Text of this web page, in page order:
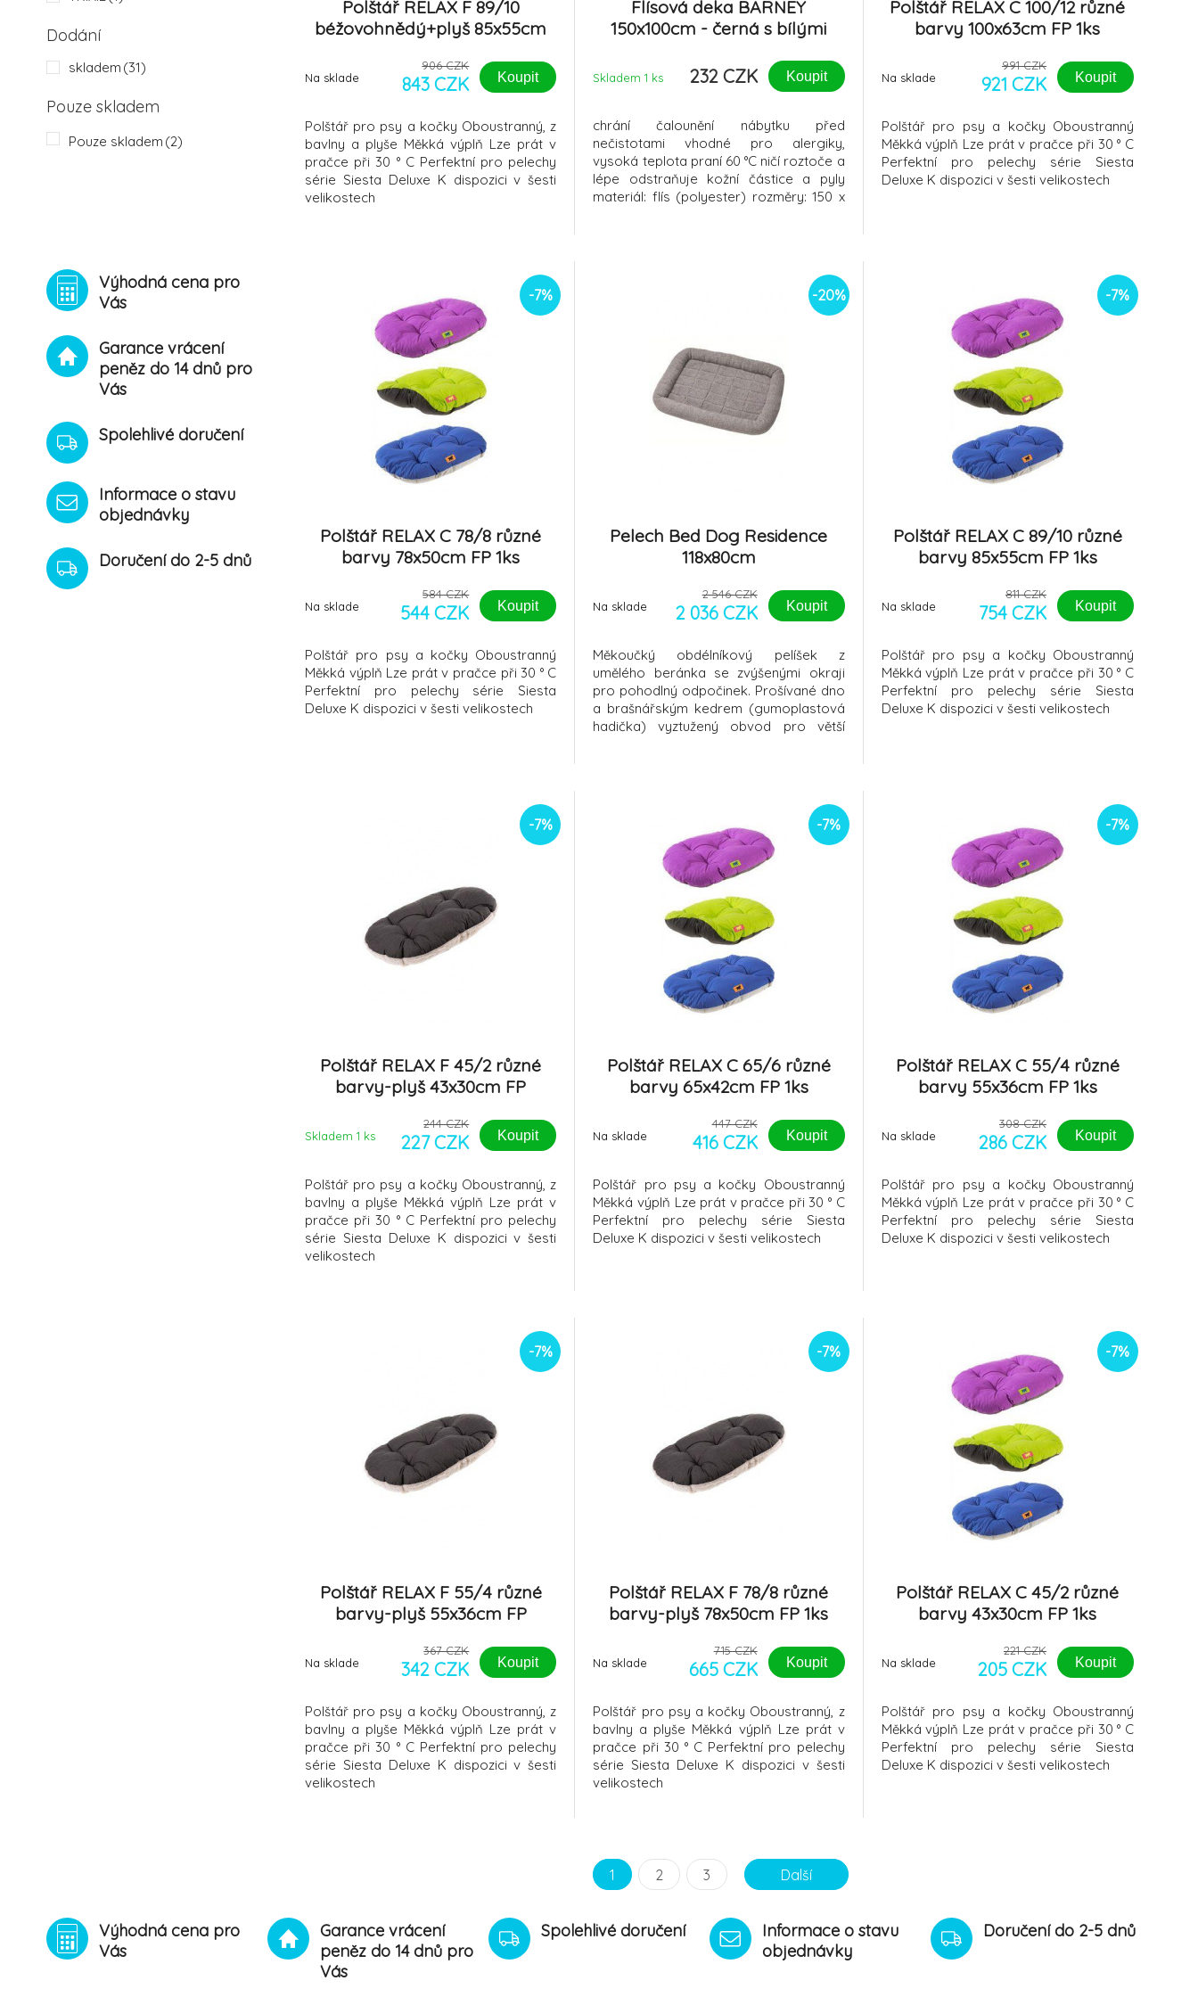
Dodání
skladem (31)
Pouze skladem
Pouze skladem (2)
Výhodná cena pro
Vás
Garance vrácení
peněz do 14 dnů pro
Vás
Spolehlivé doručení
Informace o stavu
objednávky
Doručení do 2-5 dnů
Polštář RELAX F 89/10
béžovohnědý+plyš 85x55cm
Na sklade
906 CZK
843 CZK Koupit
Polštář pro psy a kočky Oboustranný, z
bavlny a plyše Měkká výplň Lze prát v
pračce při 30 ° C Perfektní pro pelechy
série Siesta Deluxe K dispozici v šesti
velikostech
Flísová deka BARNEY
150x100cm - černá s bílými
Skladem 1 ks 232 CZK Koupit
chrání čalounění nábytku před
nečistotami vhodné pro alergiky,
vysoká teplota praní 60 °C ničí roztoče a
lépe odstraňuje kožní částice a pyly
materiál: flís (polyester) rozměry: 150 x
Polštář RELAX C 100/12 různé
barvy 100x63cm FP 1ks
Na sklade
991 CZK
921 CZK Koupit
Polštář pro psy a kočky Oboustranný
Měkká výplň Lze prát v pračce při 30 ° C
Perfektní pro pelechy série Siesta
Deluxe K dispozici v šesti velikostech
-7%
Polštář RELAX C 78/8 různé
barvy 78x50cm FP 1ks
Na sklade
584 CZK
544 CZK Koupit
Polštář pro psy a kočky Oboustranný
Měkká výplň Lze prát v pračce při 30 ° C
Perfektní pro pelechy série Siesta
Deluxe K dispozici v šesti velikostech
-20%
Pelech Bed Dog Residence
118x80cm
Na sklade
2 546 CZK
2 036 CZK Koupit
Měkoučký obdélníkový pelíšek z
umělého beránka se zvýšenými okraji
pro pohodlný odpočinek. Prošívané dno
a brašnářským kedrem (gumoplastová
hadička) vyztužený obvod pro větší
-7%
Polštář RELAX C 89/10 různé
barvy 85x55cm FP 1ks
Na sklade
811 CZK
754 CZK Koupit
Polštář pro psy a kočky Oboustranný
Měkká výplň Lze prát v pračce při 30 ° C
Perfektní pro pelechy série Siesta
Deluxe K dispozici v šesti velikostech
-7%
Polštář RELAX F 45/2 různé
barvy-plyš 43x30cm FP
Skladem 1 ks
244 CZK
227 CZK Koupit
Polštář pro psy a kočky Oboustranný, z
bavlny a plyše Měkká výplň Lze prát v
pračce při 30 ° C Perfektní pro pelechy
série Siesta Deluxe K dispozici v šesti
velikostech
-7%
Polštář RELAX C 65/6 různé
barvy 65x42cm FP 1ks
Na sklade
447 CZK
416 CZK Koupit
Polštář pro psy a kočky Oboustranný
Měkká výplň Lze prát v pračce při 30 ° C
Perfektní pro pelechy série Siesta
Deluxe K dispozici v šesti velikostech
-7%
Polštář RELAX C 55/4 různé
barvy 55x36cm FP 1ks
Na sklade
308 CZK
286 CZK Koupit
Polštář pro psy a kočky Oboustranný
Měkká výplň Lze prát v pračce při 30 ° C
Perfektní pro pelechy série Siesta
Deluxe K dispozici v šesti velikostech
-7%
Polštář RELAX F 55/4 různé
barvy-plyš 55x36cm FP
Na sklade
367 CZK
342 CZK Koupit
Polštář pro psy a kočky Oboustranný, z
bavlny a plyše Měkká výplň Lze prát v
pračce při 30 ° C Perfektní pro pelechy
série Siesta Deluxe K dispozici v šesti
velikostech
-7%
Polštář RELAX F 78/8 různé
barvy-plyš 78x50cm FP 1ks
Na sklade
715 CZK
665 CZK Koupit
Polštář pro psy a kočky Oboustranný, z
bavlny a plyše Měkká výplň Lze prát v
pračce při 30 ° C Perfektní pro pelechy
série Siesta Deluxe K dispozici v šesti
velikostech
-7%
Polštář RELAX C 45/2 různé
barvy 43x30cm FP 1ks
Na sklade
221 CZK
205 CZK Koupit
Polštář pro psy a kočky Oboustranný
Měkká výplň Lze prát v pračce při 30 ° C
Perfektní pro pelechy série Siesta
Deluxe K dispozici v šesti velikostech
1 2 3 Další
Výhodná cena pro
Vás
Garance vrácení
peněz do 14 dnů pro
Vás
Spolehlivé doručení
Informace o stavu
objednávky
Doručení do 2-5 dnů